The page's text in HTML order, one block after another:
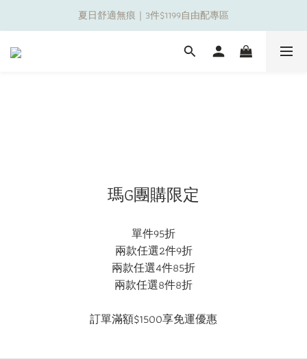
夏日舒適無痕｜3件$1199自由配專區
夏日舒適無痕｜3件$1199自由配專區
新朋友限定✨加入官方LINE領$50購物金
瑪G團購限定
單件95折
兩款任選2件9折
兩款任選4件85折
兩款任選8件8折
訂單滿額$1500享免運優惠